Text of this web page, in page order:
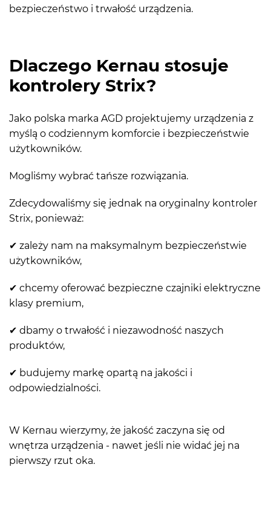
bezpieczeństwo i trwałość urządzenia.
Dlaczego Kernau stosuje
kontrolery Strix?
Jako polska marka AGD projektujemy urządzenia z
myślą o codziennym komforcie i bezpieczeństwie
użytkowników.
Mogliśmy wybrać tańsze rozwiązania.
Zdecydowaliśmy się jednak na oryginalny kontroler
Strix, ponieważ:
✔ zależy nam na maksymalnym bezpieczeństwie
użytkowników,
✔ chcemy oferować bezpieczne czajniki elektryczne
klasy premium,
✔ dbamy o trwałość i niezawodność naszych
produktów,
✔ budujemy markę opartą na jakości i
odpowiedzialności.
W Kernau wierzymy, że jakość zaczyna się od
wnętrza urządzenia - nawet jeśli nie widać jej na
pierwszy rzut oka.